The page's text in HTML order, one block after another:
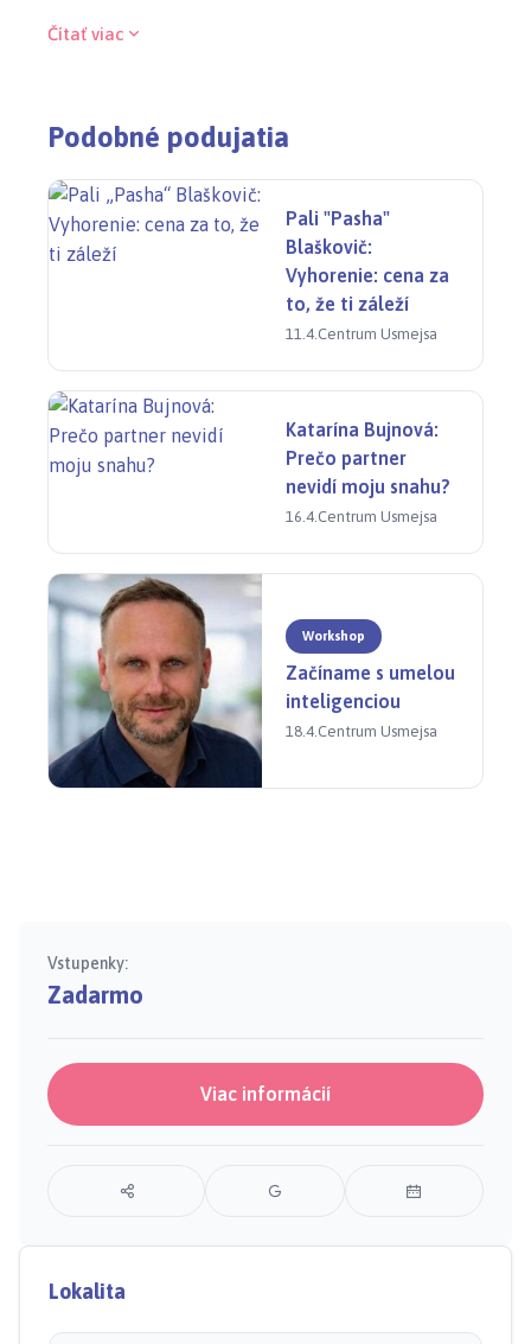
materiály, nové malé výtvory, ktoré si deti odnesú
s chuťou a tak, aby to deti bavilo a cítili sa dobre.
Stretávame sa vonku v komunitnej záhrade v
utorok o 16:30.
Čas: 16:30 – 17:30
Vstupné: dobrovoľné (odporúčané 3 € vstupné
bude slúžiť na tvorivý materiál)
Čítať viac
Podobné podujatia
Pali "Pasha"
Blaškovič:
Vyhorenie: cena za
to, že ti záleží
11.4.Centrum Usmejsa
Katarína Bujnová:
Prečo partner
nevidí moju snahu?
16.4.Centrum Usmejsa
Workshop
Začíname s umelou
inteligenciou
18.4. Centrum Usmejsa
Vstupenky:
Zadarmo
Viac informácií
Lokalita